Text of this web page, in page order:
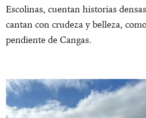
Escolinas, cuentan historias
cantan con crudeza y belleza,
pendiente de Cangas.